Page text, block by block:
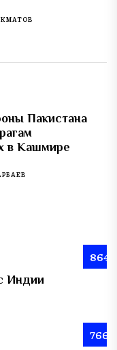
Пакистана
в Кашмире
864
Индии
766